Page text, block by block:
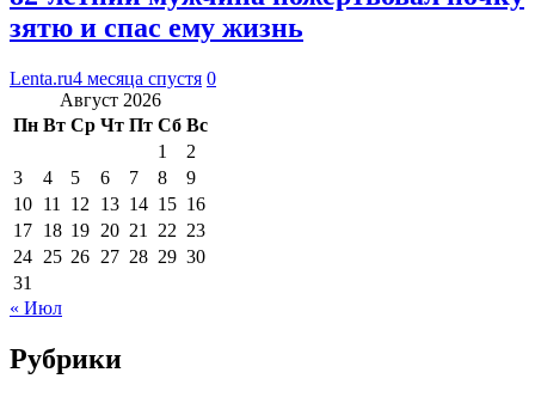
зятю и спас ему жизнь
Lenta.ru4 месяца спустя 0
Август 2026
Пн Вт Ср Чт Пт Сб Вс
1
2
3
4 5 6 7 8
9
10 11 12 13 14 15 16
17 18 19 20 21 22 23
24 25 26 27 28 29 30
31
« Июл
Рубрики